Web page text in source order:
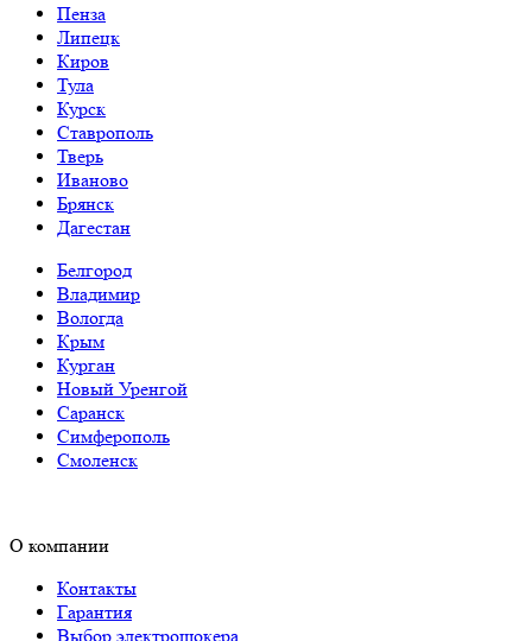
Пенза
Липецк
Киров
Тула
Курск
Ставрополь
Тверь
Иваново
Брянск
Дагестан
Белгород
Владимир
Вологда
Крым
Курган
Новый Уренгой
Саранск
Симферополь
Смоленск
О компании
Контакты
Гарантия
Выбор электрошокера